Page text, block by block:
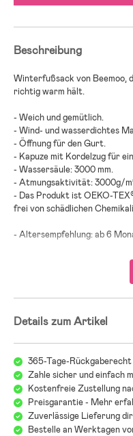
Beschreibung
Winterfußsack von Beemoo,
richtig warm hält.
- Weich und gemütlich.
- Wind- und wasserdichtes
- Öffnung für den Gurt.
- Kapuze mit Kordelzug für
- Wassersäule: 3000 mm.
- Atmungsaktivität: 3000g/
- Das Produkt ist OEKO-
frei von schädlichen
- Altersempfehlung: ab 6
- Außenseite: 100 %
Details zum Artikel
365-Tage-Rückgaberecht
Zahle sicher und einfach
Kostenfreie Zustellung
Preisgarantie - Mehr
Zuverlässige Lieferung
Bestelle an Werktagen